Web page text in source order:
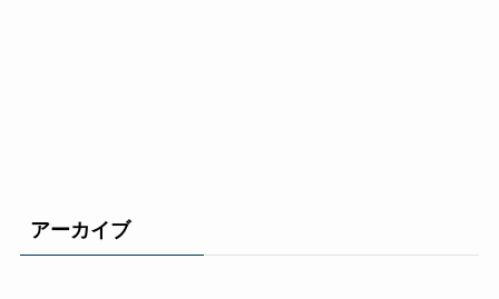
アーカイブ